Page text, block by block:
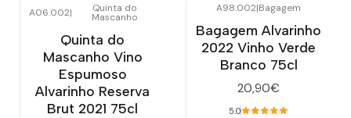
A06.002| Quinta do
Mascanho
Quinta do
Mascanho Vino
Espumoso
Alvarinho Reserva
Brut 2021 75cl
A98.002|Bagagem
Bagagem Alvarinho
2022 Vinho Verde
Branco 75cl
20,90€
5.0